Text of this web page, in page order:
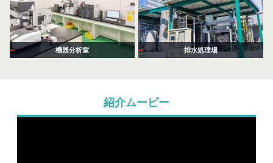
機器分析室 排水処理場
紹介ムービー